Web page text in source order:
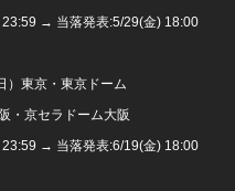
→ 当落発表:5/29(金) 18:00
東京・東京ドーム
・京セラドーム大阪
→ 当落発表:6/19(金) 18:00